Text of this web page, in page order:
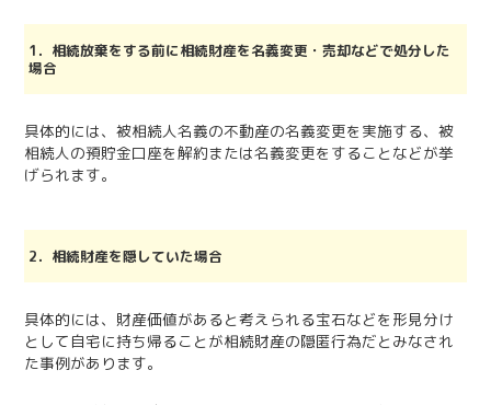
1．相続放棄をする前に相続財産を名義変更・売却などで処分した
場合
具体的には、被相続人名義の不動産の名義変更を実施する、被
相続人の預貯金口座を解約または名義変更をすることなどが挙
げられます。
2．相続財産を隠していた場合
具体的には、財産価値があると考えられる宝石などを形見分け
として自宅に持ち帰ることが相続財産の隠匿行為だとみなされ
た事例があります。